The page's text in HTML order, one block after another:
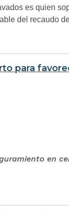
es quien
del recaudo
para
en